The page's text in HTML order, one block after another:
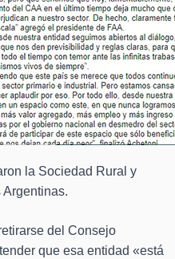
la Sociedad Rural y
del Consejo
que esa entidad «está